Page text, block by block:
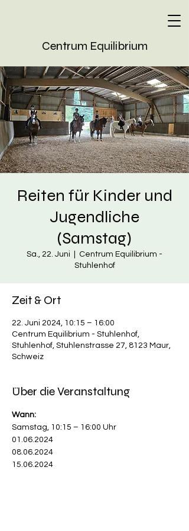
Centrum Equilibrium
Reiten für Kinder und
Jugendliche
(Samstag)
Sa., 22. Juni
Centrum Equilibrium -
Stuhlenhof
Zeit & Ort
22. Juni 2024, 10:15 – 16:00
Centrum Equilibrium - Stuhlenhof,
Stuhlenhof, Stuhlenstrasse 27, 8123 Maur,
Schweiz
Über die Veranstaltung
Wann:
Samstag, 10:15 – 16:00 Uhr
01.06.2024
08.06.2024
15.06.2024